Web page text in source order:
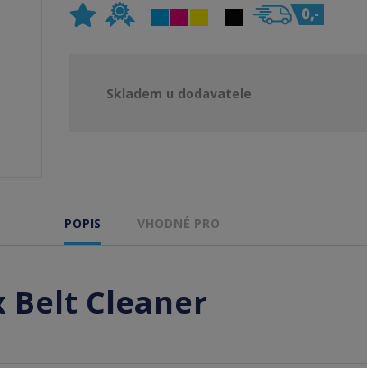
Skladem u dodavatele
POPIS VHODNÉ PRO
Belt Cleaner